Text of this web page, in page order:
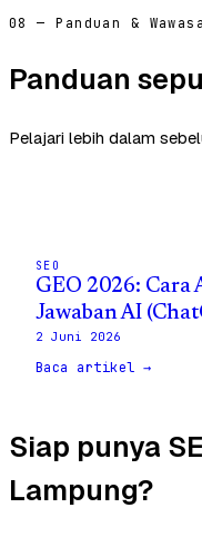
08 — Panduan &
Panduan
Pelajari lebih dalam
SEO
GEO 2026: Cara
Jawaban AI
2 Juni 2026
Baca artikel →
Siap punya
Lampung?